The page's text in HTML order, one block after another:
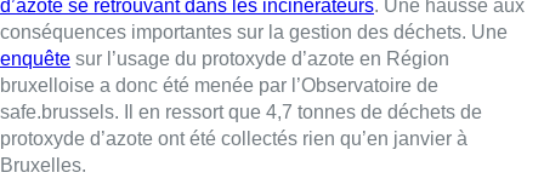
devient dangereux dans les incinérateurs bruxellois car il
provoque de plus en plus d’explosions. Safe.brussels constate
dans son enquête que les bonbonnes utilisées deviennent de
plus en plus grandes, celles-ci étant souvent partagées entre
plusieurs personnes. Les versions de 1 à 5 L pouvant contenir
l’équivalent de 80 à 240 mini-cartouches sont aussi plus
rentables. Or, plus la bonbonne est grande, plus les dégâts